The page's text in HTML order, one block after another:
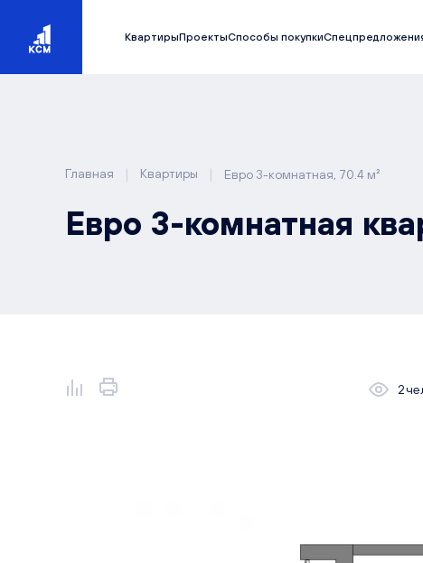
КвартирыПроектыСпособы покупки
Главная | Квартиры | Евро 3-комнатная, 70.4 м²
Евро 3-комнатная
2